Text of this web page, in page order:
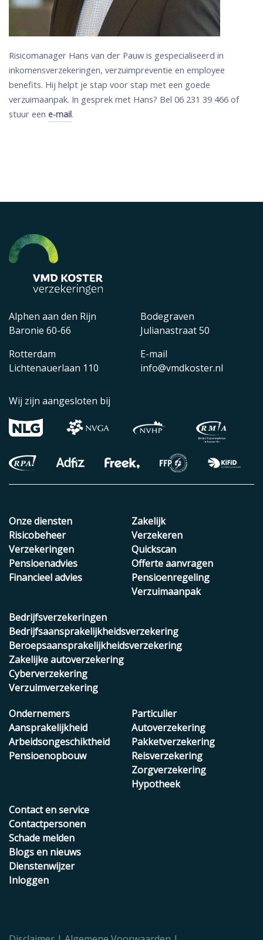
Risicomanager Hans van der Pauw is gespecialiseerd in
inkomensverzekeringen, verzuimpreventie en employee
benefits. Hij helpt je stap voor stap met een goede
verzuimaanpak. In gesprek met Hans? Bel 06 231 39 466 of
stuur een e-mail.
Alphen aan den Rijn
Baronie 60-66
Rotterdam
Lichtenauerlaan 110
Bodegraven
Julianastraat 50
E-mail
info@vmdkoster.nl
Wij zijn aangesloten bij
Onze diensten
Risicobeheer
Verzekeringen
Pensioenadvies
Financieel advies
Zakelijk
Verzekeren
Quickscan
Offerte aanvragen
Pensioenregeling
Verzuimaanpak
Bedrijfsverzekeringen
Bedrijfsaansprakelijkheidsverzekering
Beroepsaansprakelijkheidsverzekering
Zakelijke autoverzekering
Cyberverzekering
Verzuimverzekering
Ondernemers
Aansprakelijkheid
Arbeidsongeschiktheid
Pensioenopbouw
Particulier
Autoverzekering
Pakketverzekering
Reisverzekering
Zorgverzekering
Hypotheek
Contact en service
Contactpersonen
Schade melden
Blogs en nieuws
Dienstenwijzer
Inloggen